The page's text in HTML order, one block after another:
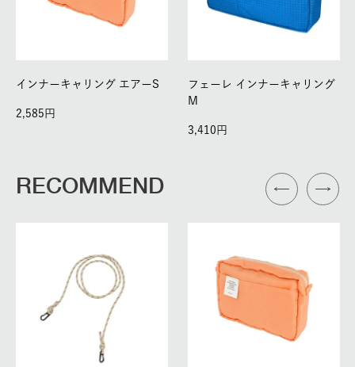
インナーキャリング エアーS
2,585
フェーレ インナーキャリング
M
3,410
RECOMMEND